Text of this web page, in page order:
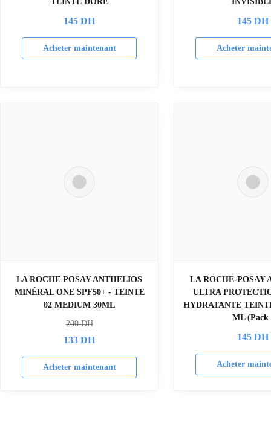
145 DH
Acheter maintenant
145 DH
Acheter
LA ROCHE POSAY ANTHELIOS
MINÉRAL ONE SPF50+ - TEINTE
02 MEDIUM 30ML
200DH
133 DH
Acheter maintenant
LA ROCHE-POSAY
ULTRA
HYDRATANTE
ML (Pack
145 DH
Acheter